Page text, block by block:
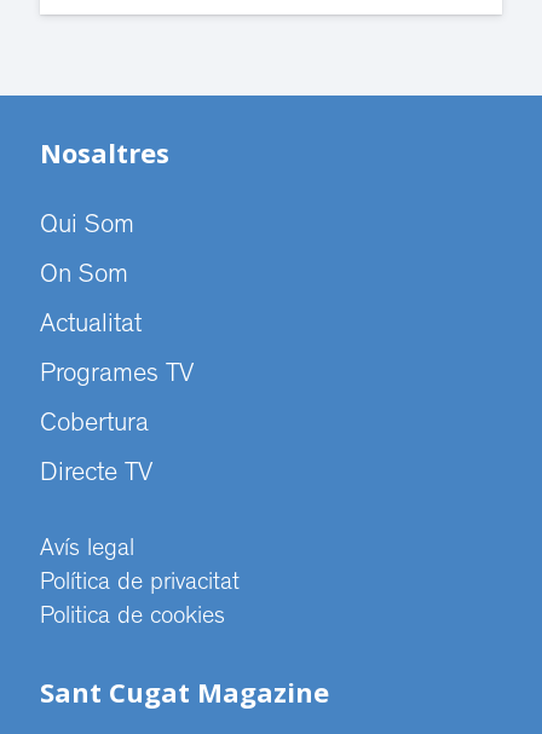
Nosaltres
Qui Som
On Som
Actualitat
Programes TV
Cobertura
Directe TV
Avís legal
Política de privacitat
Politica de cookies
Sant Cugat Magazine